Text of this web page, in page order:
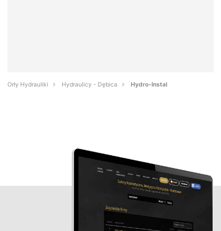
Orły Hydrauliki Hydraulicy - Dębica Hydro-Instal